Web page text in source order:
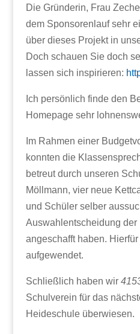
Die Gründerin, Frau
dem Sponsorenlauf sehr
über dieses Projekt in
Doch schauen Sie doch
lassen sich inspirieren:
Ich persönlich finde den
Homepage sehr
Im Rahmen einer
konnten die
betreut durch unseren
Möllmann, vier neue
und Schüler selber
Auswahlentscheidung der
angeschafft haben.
aufgewendet.
Schließlich haben wir
Schulverein für das
Heideschule überwiesen.